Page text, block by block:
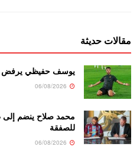
مقالات حديثة
يوسف حفيظي يرفض
محمد صلاح ينضم
للصفقة